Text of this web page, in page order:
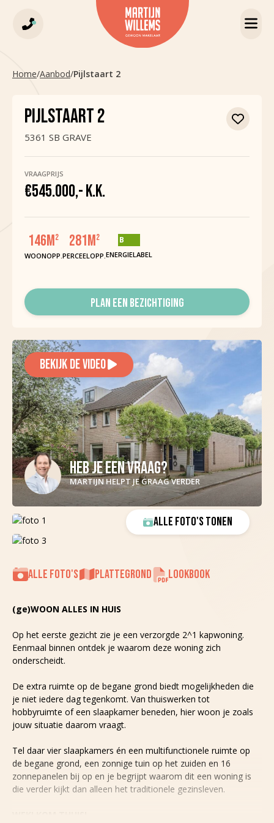
Home/Aanbod/Pijlstaart 2
PIJLSTAART 2
5361 SB GRAVE
VRAAGPRIJS
€545.000,- K.K.
146M2
WOONOPP.
281M2
PERCEELOPP.
B
ENERGIELABEL
PLAN EEN BEZICHTIGING
BEKIJK DE VIDEO
HEB JE EEN VRAAG?
MARTIJN HELPT JE GRAAG VERDER
ALLE FOTO'S TONEN
ALLE FOTO'S PLATTEGROND LOOKBOOK
(ge)WOON ALLES IN HUIS
Op het eerste gezicht zie je een verzorgde 2^1 kapwoning.
Eenmaal binnen ontdek je waarom deze woning zich
onderscheidt.
De extra ruimte op de begane grond biedt mogelijkheden die
je niet iedere dag tegenkomt. Van thuiswerken tot
hobbyruimte of een slaapkamer beneden, hier woon je zoals
jouw situatie daarom vraagt.
Tel daar vier slaapkamers én een multifunctionele ruimte op
de begane grond, een zonnige tuin op het zuiden en 16
zonnepanelen bij op en je begrijpt waarom dit een woning is
die verder kijkt dan alleen het traditionele gezinsleven.